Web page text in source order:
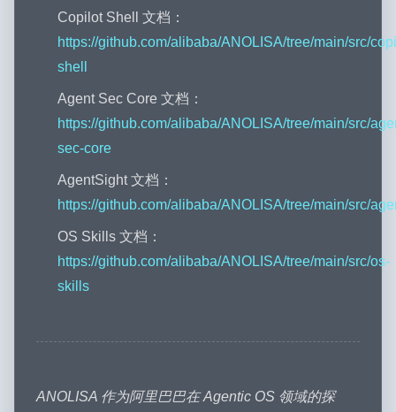
Copilot Shell 文档：
https://github.com/alibaba/ANOLISA/tree/main/src/
shell
Agent Sec Core 文档：
https://github.com/alibaba/ANOLISA/tree/main/src/
sec-core
AgentSight 文档：
https://github.com/alibaba/ANOLISA/tree/main/src/
OS Skills 文档：
https://github.com/alibaba/ANOLISA/tree/main/src/os-
skills
ANOLISA 作为阿里巴巴在 Agentic OS 领域的探